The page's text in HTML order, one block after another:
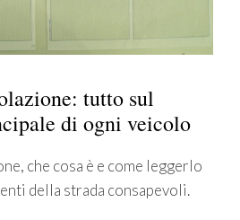
tutto sul
di ogni veicolo
che cosa è e come leggerlo
della strada consapevoli.